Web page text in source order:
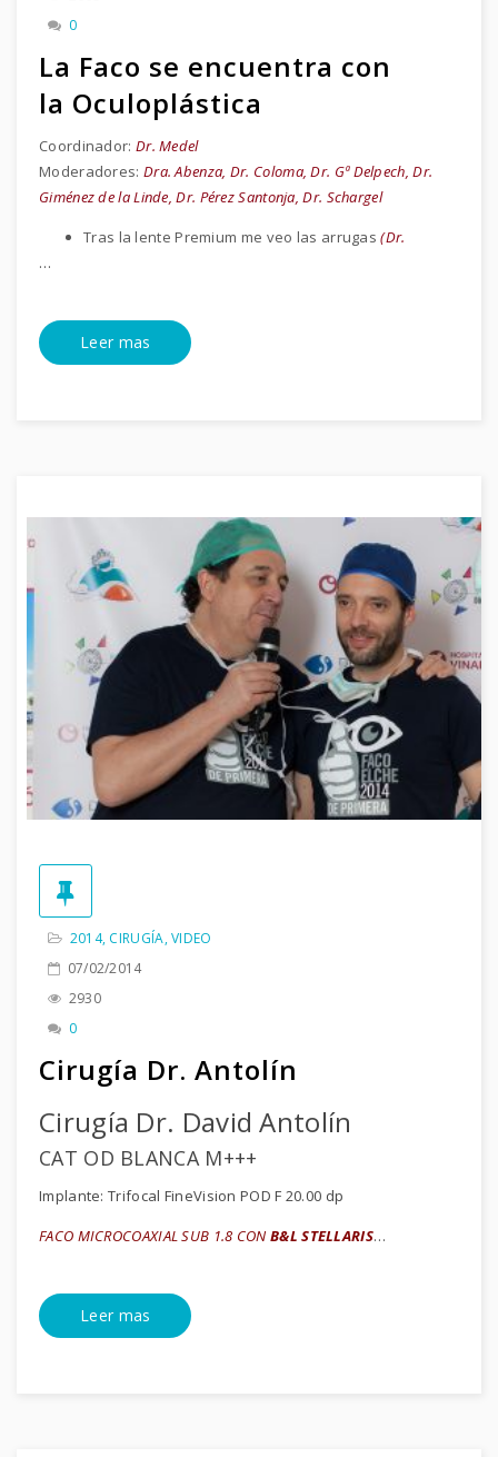
0
La Faco se encuentra con
la Oculoplástica
Coordinador: Dr. Medel
Moderadores: Dra. Abenza, Dr. Coloma, Dr. Gª Delpech, Dr.
Giménez de la Linde, Dr. Pérez Santonja, Dr. Schargel
Tras la lente Premium me veo las arrugas(Dr.
…
Leer mas
2014, CIRUGÍA,VIDEO
07/02/2014
2930
0
Cirugía Dr. Antolín
Cirugía Dr. David Antolín
CAT OD BLANCA M+++
Implante: Trifocal FineVision POD F 20.00 dp
FACO MICROCOAXIAL SUB 1.8 CON B&L STELLARIS…
Leer mas